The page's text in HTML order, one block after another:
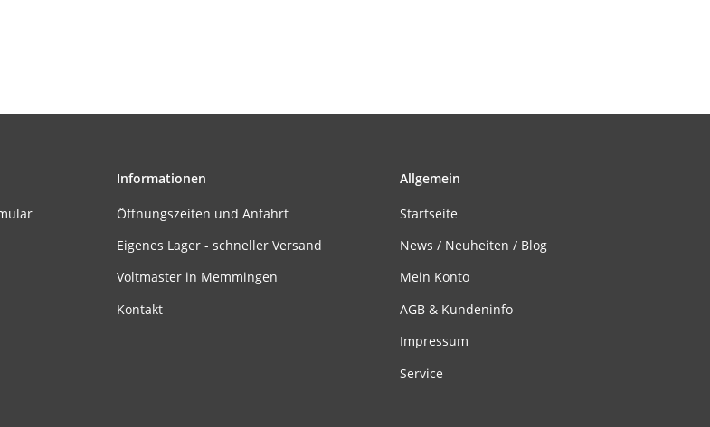
Informationen
Öffnungszeiten und Anfahrt
Eigenes Lager - schneller Versand
Voltmaster in Memmingen
Kontakt
Allgemein
Startseite
News / Neuheiten / Blog
Mein Konto
AGB & Kundeninfo
Impressum
Service